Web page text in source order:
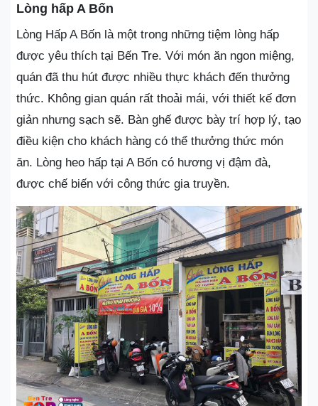
Lòng hấp A Bốn
Lòng Hấp A Bốn là một trong những tiệm lòng hấp
được yêu thích tại Bến Tre. Với món ăn ngon miệng,
quán đã thu hút được nhiều thực khách đến thưởng
thức. Không gian quán rất thoải mái, với thiết kế đơn
giản nhưng sạch sẽ. Bàn ghế được bày trí hợp lý, tạo
điều kiện cho khách hàng có thể thưởng thức món
ăn. Lòng heo hấp tại A Bốn có hương vị đậm đà,
được chế biến với công thức gia truyền.